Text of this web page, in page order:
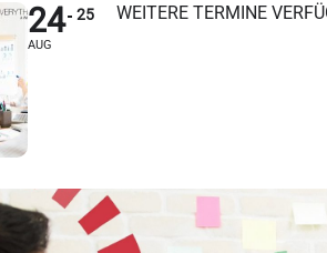
24
AUG
25 WEITERE TERMINE